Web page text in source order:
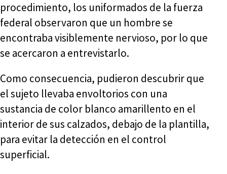
procedimiento, los uniformados de la fuerza
federal observaron que un hombre se
encontraba visiblemente nervioso, por lo que
se acercaron a entrevistarlo.
Como consecuencia, pudieron descubrir que
el sujeto llevaba envoltorios con una
sustancia de color blanco amarillento en el
interior de sus calzados, debajo de la plantilla,
para evitar la detección en el control
superficial.